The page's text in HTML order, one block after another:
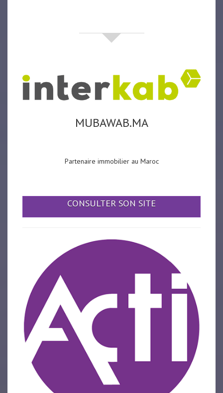
MUBAWAB.MA
Partenaire immobilier au Maroc
CONSULTER SON SITE